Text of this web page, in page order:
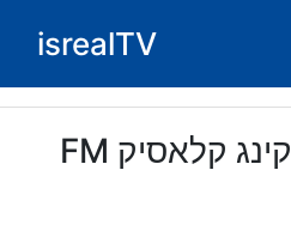
isrealTV
קינג קלאסיק FM